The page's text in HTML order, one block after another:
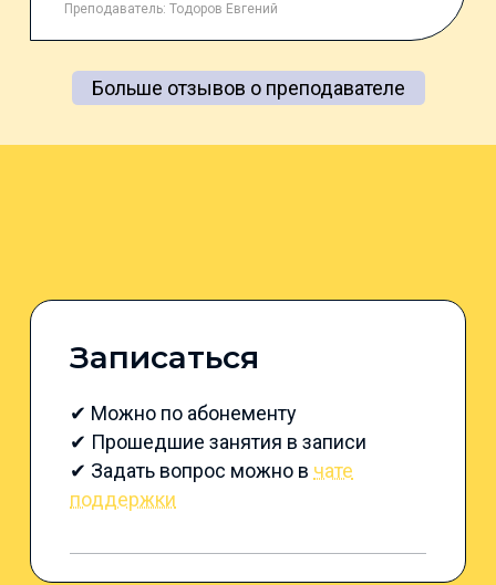
Преподаватель: Тодоров Евгений
Больше отзывов о преподавателе
Записаться
✔ Можно по абонементу
✔ Прошедшие занятия в записи
✔ Задать вопрос можно в чате
поддержки